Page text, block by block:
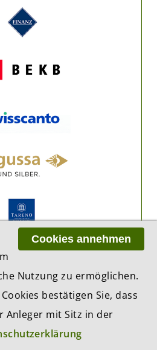
Cookies annehmen
Nutzung zu ermöglichen.
bestätigen Sie, dass
Anleger mit Sitz in der